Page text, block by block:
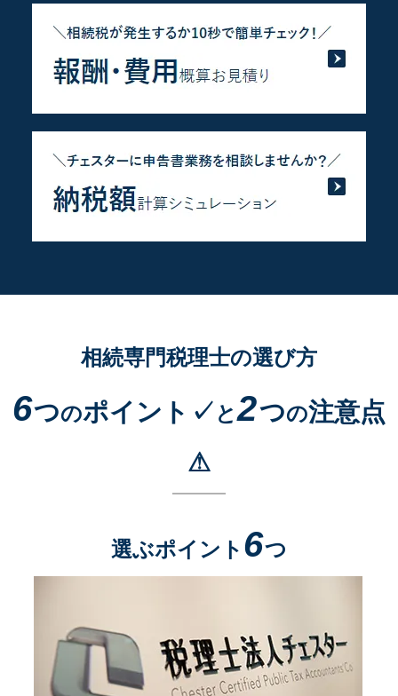
相続専門税理士の選び方
6つのポイント✓ と2つの注意点
⚠
選ぶポイント 6つ